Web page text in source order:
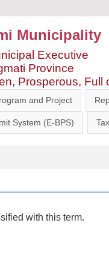
Municipality
Executive
Province
Prosperous,
and Project
System (E-BPS)
with this term.